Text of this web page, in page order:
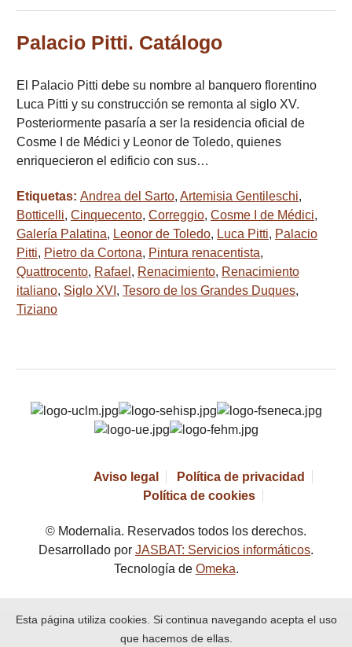
Palacio Pitti. Catálogo
El Palacio Pitti debe su nombre al banquero florentino
Luca Pitti y su construcción se remonta al siglo XV.
Posteriormente pasaría a ser la residencia oficial de
Cosme I de Médici y Leonor de Toledo, quienes
enriquecieron el edificio con sus…
Etiquetas: Andrea del Sarto, Artemisia Gentileschi,
Botticelli, Cinquecento, Correggio, Cosme I de Médici,
Galería Palatina, Leonor de Toledo, Luca Pitti, Palacio
Pitti, Pietro da Cortona, Pintura renacentista,
Quattrocento, Rafael , Renacimiento, Renacimiento
italiano, Siglo XVI , Tesoro de los Grandes Duques,
Tiziano
Aviso legal
Política de privacidad
Política de cookies
© Modernalia. Reservados todos los derechos.
Desarrollado por JASBAT: Servicios informáticos.
Tecnología de Omeka.
Esta página utiliza cookies. Si continua navegando acepta el uso
que hacemos de ellas.